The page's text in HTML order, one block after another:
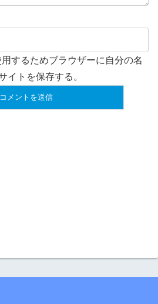
するためブラウザーに自分の名
イトを保存する。